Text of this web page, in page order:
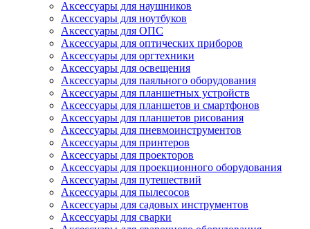
Аксессуары для наушников
Аксессуары для ноутбуков
Аксессуары для ОПС
Аксессуары для оптических приборов
Аксессуары для оргтехники
Аксессуары для освещения
Аксессуары для паяльного оборудования
Аксессуары для планшетных устройств
Аксессуары для планшетов и смартфонов
Аксессуары для планшетов рисования
Аксессуары для пневмоинструментов
Аксессуары для принтеров
Аксессуары для проекторов
Аксессуары для проекционного оборудования
Аксессуары для путешествий
Аксессуары для пылесосов
Аксессуары для садовых инструментов
Аксессуары для сварки